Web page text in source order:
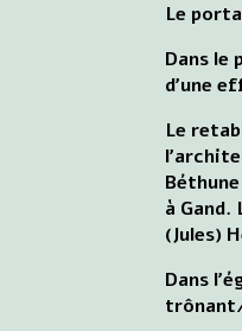
Le
Dans le
d'une
Le
à
(Jules)
Dans